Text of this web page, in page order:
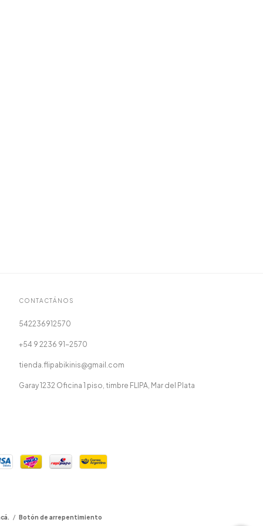
CONTACTÁNOS
542236912570
+54 9 2236 91-2570
tienda.flipabikinis@gmail.com
Garay 1232 Oficina 1 piso, timbre FLIPA, Mar del Plata
/ Botón de arrepentimiento